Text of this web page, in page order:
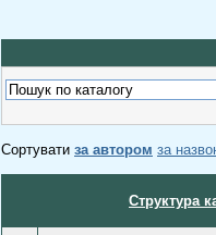
Сортувати за автором за
Структура